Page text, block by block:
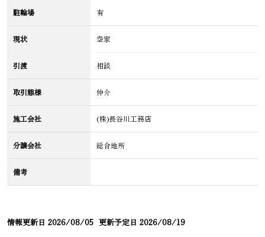
駐輪場 有
現状 空家
引渡 相談
取引態様 仲介
施工会社 (株)長谷川工務店
分譲会社 総合地所
備考
情報更新日 2026/08/05 更新予定日 2026/08/19